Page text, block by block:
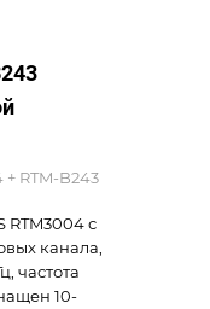
+ RTM-B243
RTM3004 с
канала,
частота
10-